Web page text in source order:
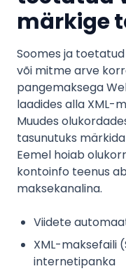
märkige
Soomes ja
või mitme arve
pangemaksega
laadides alla XML-
Muudes
tasunutuks
Eemel hoiab
kontoinfo teenus
maksekanalina.
Viidete
XML-maksefaili
internetipanka